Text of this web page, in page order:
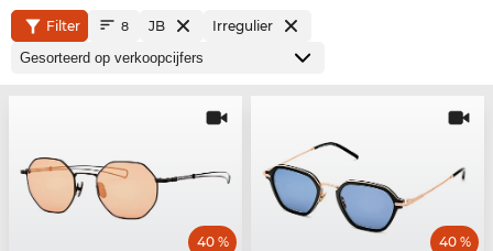
Filter 8 JB Irregulier
40 % 40 %